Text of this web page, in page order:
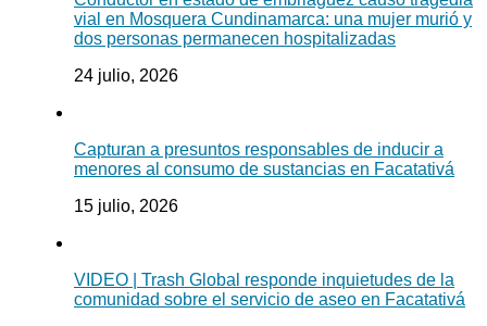
vial en Mosquera Cundinamarca: una mujer murió y
dos personas permanecen hospitalizadas
24 julio, 2026
Capturan a presuntos responsables de inducir a
menores al consumo de sustancias en Facatativá
15 julio, 2026
VIDEO | Trash Global responde inquietudes de la
comunidad sobre el servicio de aseo en Facatativá